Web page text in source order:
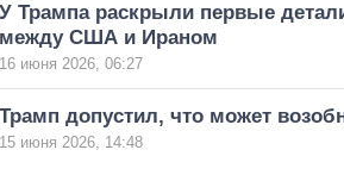
У Трампа раскрыли первые
между США и Ираном
16 июня 2026, 06:27
Трамп допустил, что может
15 июня 2026, 14:48